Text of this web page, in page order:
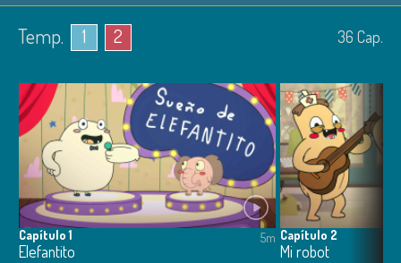
Temp. 1 2 36 Cap.
Capítulo 1
Elefantito
5m Capítulo 2
Mi robot